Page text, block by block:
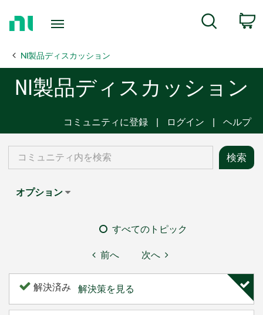
Page
Search
NI製品ディスカッション
NI製品ディスカッション
コミュニティに登録 ログイン ヘルプ
オプション
すべてのトピック
前へ 次へ
解決済み 解決策を見る